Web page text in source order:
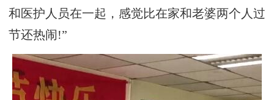
和医护人员在一起，感觉比在家和老婆两个人过
节还热闹!”